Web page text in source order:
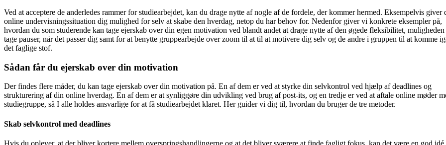
Ved at acceptere de anderledes rammer for studiearbejdet, kan du drage nytte af nogle af de fordele, der kommer hermed. Eksempelvis giver
online undervisningssituation dig mulighed for selv at skabe den hverdag, netop du har behov for. Nedenfor giver vi konkrete eksempler på,
hvordan du som studerende kan tage ejerskab over din egen motivation ved blandt andet at drage nytte af den øgede fleksibilitet,
tage pauser, når det passer dig samt for at benytte gruppearbejde over zoom til at til at motivere dig selv og de andre i gruppen til at komme
det faglige stof.
Sådan får du ejerskab over din motivation
Der findes flere måder, du kan tage ejerskab over din motivation på. En af dem er ved at styrke din selvkontrol ved hjælp af deadlines og
strukturering af din online hverdag. En af dem er at synliggøre din udvikling ved brug af post-its, og en tredje er ved at aftale online møder
studiegruppe, så I alle holdes ansvarlige for at få studiearbejdet klaret. Her guider vi dig til, hvordan du bruger de tre metoder.
Skab selvkontrol med deadlines
Hvis du oplever, at der bliver kortere mellem overspringshandlingerne og at det bliver sværere at finde fagligt fokus, kan det være en god idé